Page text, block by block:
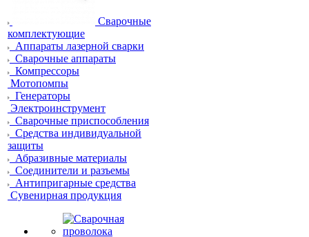
Сварочные
комплектующие
Аппараты лазерной сварки
Сварочные аппараты
Компрессоры
Мотопомпы
Генераторы
Электроинструмент
Сварочные приспособления
Средства индивидуальной
защиты
Абразивные материалы
Соединители и разъемы
Антипригарные средства
Сувенирная продукция